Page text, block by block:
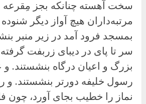
سخت آهسته چنانکه بجز مِقرعه
مرتبه‌داران هیچ آواز دیگر
بمسجد فرود آمد در زیر منبر
سر تا پای در دیبای زربفت
بزرگ و اعیان درگاه بنشستند. و
رسول خلیفه دورتر بنشستند. و
نماز را خطیب بجای آورد، چون